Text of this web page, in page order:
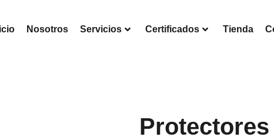
Nosotros Servicios Certificados Tienda